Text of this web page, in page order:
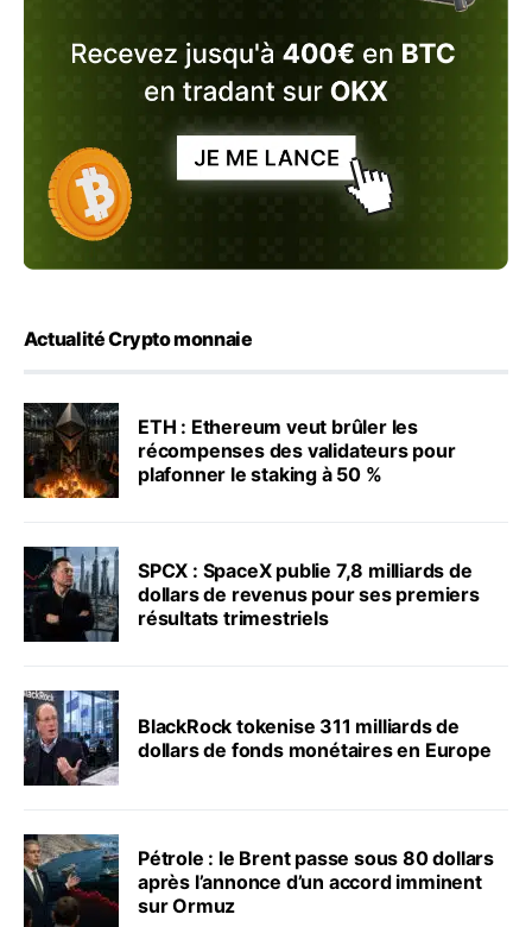
Actualité Crypto monnaie
ETH : Ethereum veut brûler les
récompenses des validateurs pour
plafonner le staking à 50 %
SPCX : SpaceX publie 7,8 milliards de
dollars de revenus pour ses premiers
résultats trimestriels
BlackRock tokenise 311 milliards de
dollars de fonds monétaires en Europe
Pétrole : le Brent passe sous 80 dollars
après l’annonce d’un accord imminent
sur Ormuz